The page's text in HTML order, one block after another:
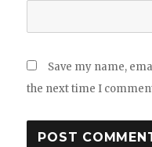
Save my name,
the next time I